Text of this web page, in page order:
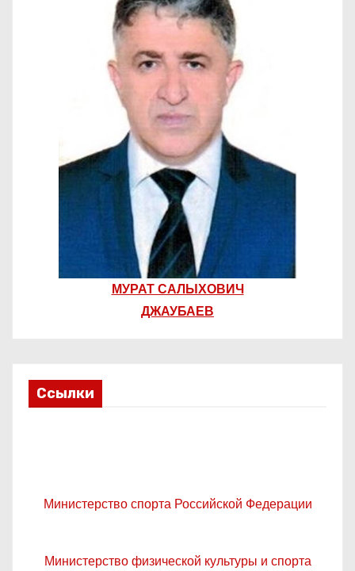
МУРАТ САЛЫХОВИЧ
ДЖАУБАЕВ
Ссылки
Министерство спорта Российской Федерации
Министерство физической культуры и спорта